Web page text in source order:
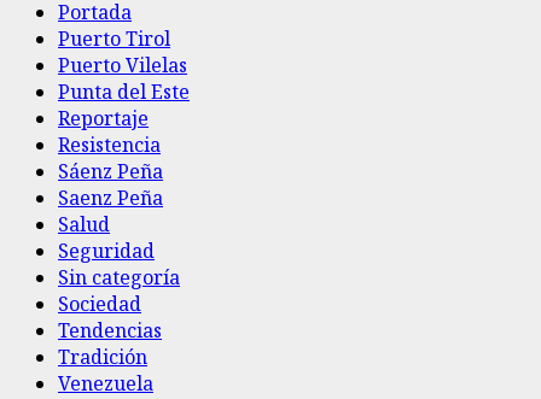
Portada
Puerto Tirol
Puerto Vilelas
Punta del Este
Reportaje
Resistencia
Sáenz Peña
Saenz Peña
Salud
Seguridad
Sin categoría
Sociedad
Tendencias
Tradición
Venezuela